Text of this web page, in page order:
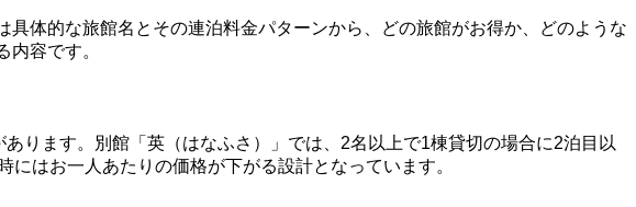
体的な旅館名とその連泊料金パターンから、どの旅館がお得か、どのような
容です。
ります。別館「英（はなふさ）」では、2名以上で1棟貸切の場合に2泊目以
はお一人あたりの価格が下がる設計となっています。